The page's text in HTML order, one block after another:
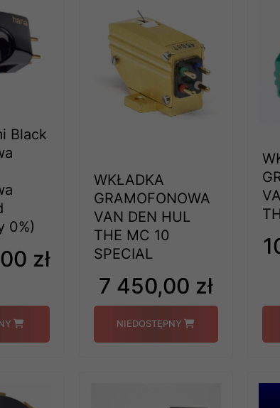
Black
0%)
zł
WKŁADKA
GRAMOFONOWA
VAN DEN HUL
THE MC 10
SPECIAL
7 450,00 zł
NIEDOSTĘPNY